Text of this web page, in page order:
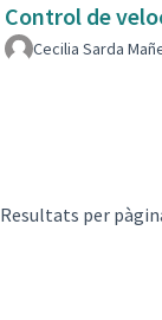
Control de
Cecilia Sarda
Resultats per